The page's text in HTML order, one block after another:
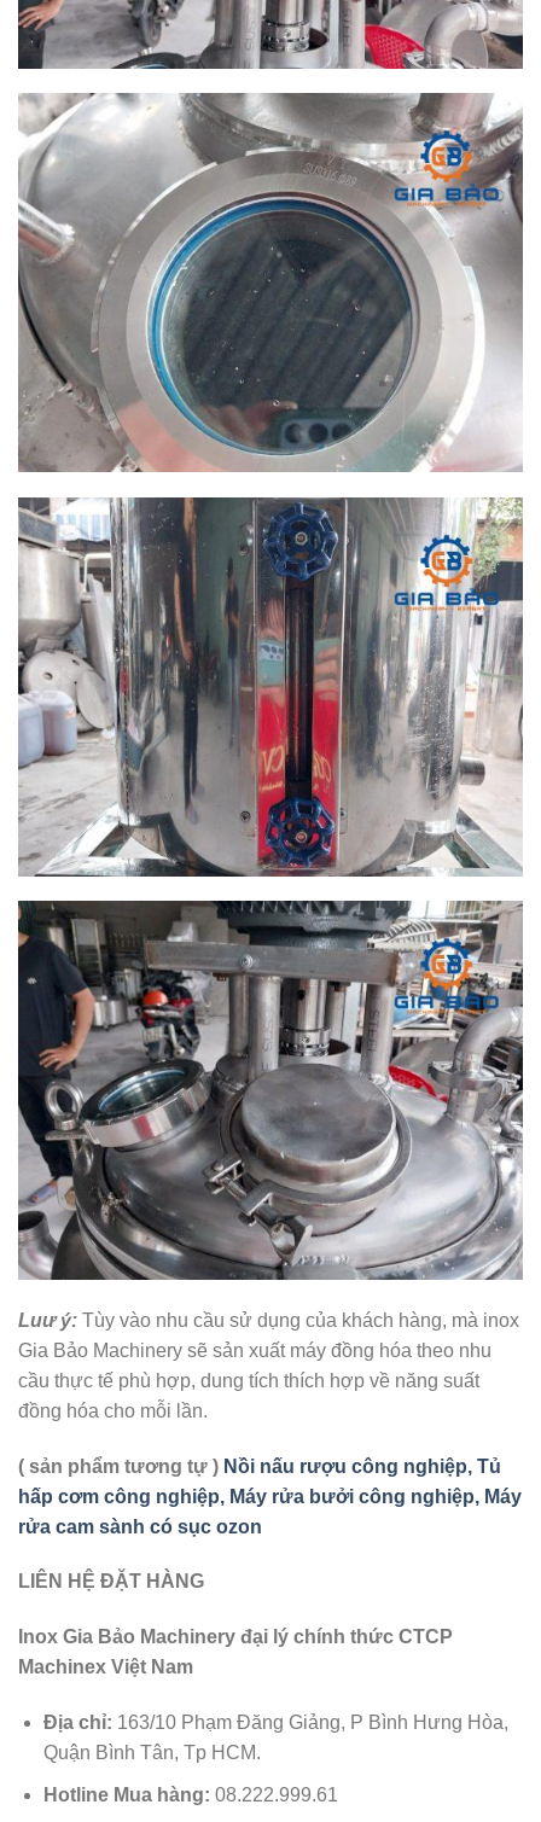
Luư ý: Tùy vào nhu cầu sử dụng của khách hàng, mà inox
Gia Bảo Machinery sẽ sản xuất máy đồng hóa theo nhu
cầu thực tế phù hợp, dung tích thích hợp về năng suất
đồng hóa cho mỗi lần.
( sản phẩm tương tự ) Nồi nấu rượu công nghiệp, Tủ
hấp cơm công nghiệp, Máy rửa bưởi công nghiệp, Máy
rửa cam sành có sục ozon
LIÊN HỆ ĐẶT HÀNG
Inox Gia Bảo Machinery đại lý chính thức CTCP
Machinex Việt Nam
Địa chỉ: 163/10 Phạm Đăng Giảng, P Bình Hưng Hòa,
Quận Bình Tân, Tp HCM.
Hotline Mua hàng: 08.222.999.61